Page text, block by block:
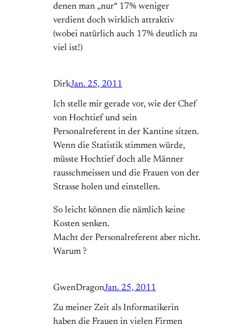
denen man „nur“ 17% weniger
verdient doch wirklich attraktiv
(wobei natürlich auch 17% deutlich zu
viel ist!)
DirkJan. 25, 2011
Ich stelle mir gerade vor, wie der Chef
von Hochtief und sein
Personalreferent in der Kantine sitzen.
Wenn die Statistik stimmen würde,
müsste Hochtief doch alle Männer
rausschmeissen und die Frauen von der
Strasse holen und einstellen.
So leicht können die nämlich keine
Kosten senken.
Macht der Personalreferent aber nicht.
Warum ?
GwenDragonJan. 25, 2011
Zu meiner Zeit als Informatikerin
haben die Frauen in vielen Firmen